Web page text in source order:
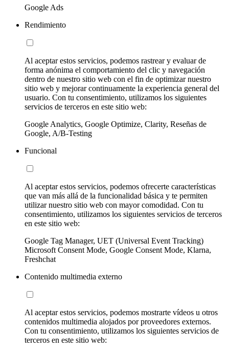
Google Ads
Rendimiento
Al aceptar estos servicios, podemos rastrear y evaluar de
forma anónima el comportamiento del clic y navegación
dentro de nuestro sitio web con el fin de optimizar nuestro
sitio web y mejorar continuamente la experiencia general del
usuario. Con tu consentimiento, utilizamos los siguientes
servicios de terceros en este sitio web:
Google Analytics, Google Optimize, Clarity, Reseñas de
Google, A/B-Testing
Funcional
Al aceptar estos servicios, podemos ofrecerte características
que van más allá de la funcionalidad básica y te permiten
utilizar nuestro sitio web con mayor comodidad. Con tu
consentimiento, utilizamos los siguientes servicios de terceros
en este sitio web:
Google Tag Manager, UET (Universal Event Tracking)
Microsoft Consent Mode, Google Consent Mode, Klarna,
Freshchat
Contenido multimedia externo
Al aceptar estos servicios, podemos mostrarte vídeos u otros
contenidos multimedia alojados por proveedores externos.
Con tu consentimiento, utilizamos los siguientes servicios de
terceros en este sitio web: